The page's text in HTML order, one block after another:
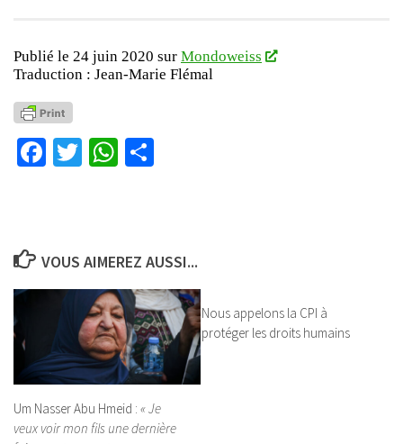
Publié le 24 juin 2020 sur Mondoweiss
Traduction : Jean-Marie Flémal
Facebook
TwitterWhatsApp
VOUS AIMEREZ AUSSI...
Um Nasser Abu Hmeid : « Je
veux voir mon fils une dernière
Nous appelons la CPI à
protéger les droits humains